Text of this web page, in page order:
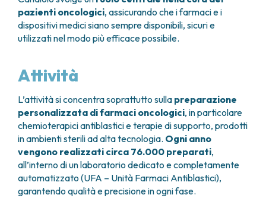
TUMORI TESTA E COLLO
TUMORI TIROIDE E GHIANDOLE ENDOCRINE
APPARATO GENITALE-RIPRODUTTIVO
FIBROMI UTERINI
TUMORI ENDOMETRIO
TUMORI MAMMELLA
TUMORI OVAIO
TUMORI PROSTATA
TUMORI TESTICOLO
TUMORI VESCICA
TUMORI VULVA
AREE CHIRURGICHE
ANESTESIA E RIANIMAZIONE
BREAST UNIT
CHIRURGIA ONCOLOGICA
CHIRURGIA TORACICA ONCOLOGICA
CHIRURGIA DEI TUMORI DELLA PELLE
CHIRURGIA UROLOGICA
CHIRURGIA SENOLOGICA
GASTROENTEROLOGIA ED ENDOSCOPIA
DIGESTIVA
GINECOLOGIA ONCOLOGICA E TUMORI
COME RAGGIUNGERCI
OSPITALITÀ SOLIDALE
ASSISTENTE SOCIALE
CANDIOLO CARES
DOCUMENTI UTILI
TECHNOLOGY TRANSFER OFFICE (TTO)
LABORATORI
GENOMICS CENTRE
PROGETTI NAZIONALI
SOSTIENI LA RICERCA
HOSPICE
NEWS
pazienti oncologici, assicurando che i farmaci e i
dispositivi medici siano sempre disponibili, sicuri e
utilizzati nel modo più efficace possibile.
Attività
L’attività si concentra soprattutto sulla preparazione
personalizzata di farmaci oncologici, in particolare
chemioterapici antiblastici e terapie di supporto, prodotti
in ambienti sterili ad alta tecnologia. Ogni anno
vengono realizzati circa 76.000 preparati,
all’interno di un laboratorio dedicato e completamente
automatizzato (UFA – Unità Farmaci Antiblastici),
garantendo qualità e precisione in ogni fase.